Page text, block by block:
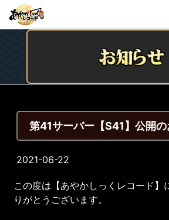
第41サーバー【S41】公開
2021-06-22
この度は【あやかしっくレコード】
りがとうございます。